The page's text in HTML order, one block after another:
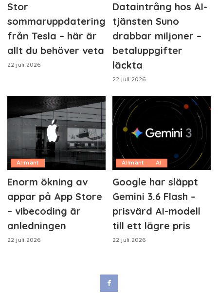
Stor
sommaruppdatering
från Tesla – här är
allt du behöver veta
22 juli 2026
Dataintrång hos AI-
tjänsten Suno
drabbar miljoner –
betaluppgifter
läckta
22 juli 2026
Allmänt
Enorm ökning av
appar på App Store
– vibecoding är
anledningen
22 juli 2026
Allmänt AI
Google har släppt
Gemini 3.6 Flash –
prisvärd AI-modell
till ett lägre pris
22 juli 2026